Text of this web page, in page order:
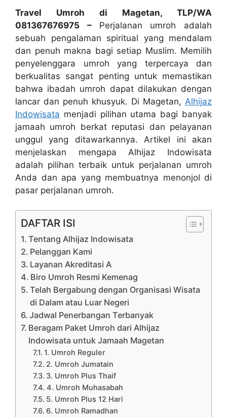
Travel Umroh di Magetan, TLP/WA
081367676975 – Perjalanan umroh adalah
sebuah pengalaman spiritual yang mendalam
dan penuh makna bagi setiap Muslim. Memilih
penyelenggara umroh yang terpercaya dan
berkualitas sangat penting untuk memastikan
bahwa ibadah umroh dapat dilakukan dengan
lancar dan penuh khusyuk. Di Magetan, Alhijaz
Indowisata menjadi pilihan utama bagi banyak
jamaah umroh berkat reputasi dan pelayanan
unggul yang ditawarkannya. Artikel ini akan
menjelaskan mengapa Alhijaz Indowisata
adalah pilihan terbaik untuk perjalanan umroh
Anda dan apa yang membuatnya menonjol di
pasar perjalanan umroh.
DAFTAR ISI
Tentang Alhijaz Indowisata
Pelanggan Kami
Layanan Akreditasi A
Biro Umroh Resmi Kemenag
Telah Bergabung dengan Organisasi Wisata
di Dalam atau Luar Negeri
Jadwal Penerbangan Terbanyak
Beragam Paket Umroh dari Alhijaz
Indowisata untuk Jamaah Magetan
1. Umroh Reguler
2. Umroh Jumatain
3. Umroh Plus Thaif
4. Umroh Muhasabah
5. Umroh Plus 12 Hari
6. Umroh Ramadhan